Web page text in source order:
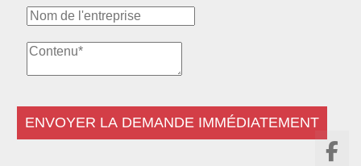
ENVOYER LA DEMANDE IMMÉDIATEMENT